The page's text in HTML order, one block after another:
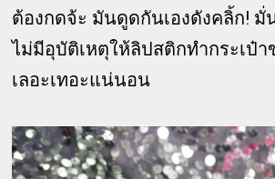
ต้องกดจ้ะ มันดูดกันเองดังคลิ้ก! มั่
ไม่มีอุบัติเหตุให้ลิปสติกทำกระเป๋
เลอะเทอะแน่นอน